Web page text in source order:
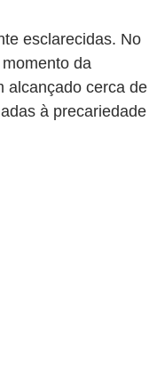
esclarecidas. No
da
alcançado cerca de
à precariedade